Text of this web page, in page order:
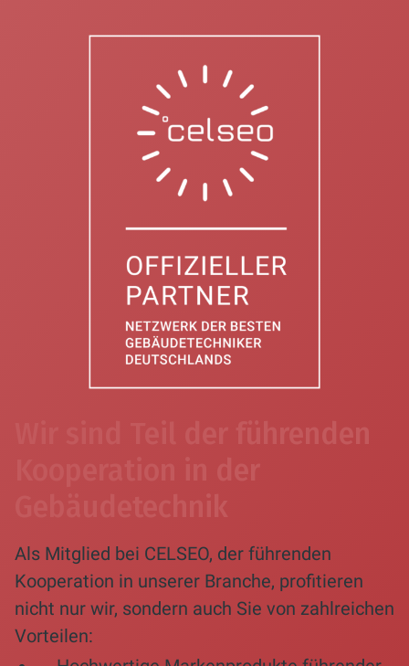
Wir sind Teil der führenden
Als Mitglied bei CELSEO, der führenden
Kooperation in unserer Branche, profitieren
nicht nur wir, sondern auch Sie von zahlreichen
Vorteilen: